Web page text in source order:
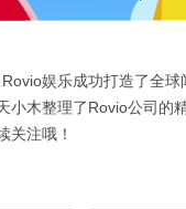
娱乐成功打造了全
木整理了Rovio公司的
关注哦！